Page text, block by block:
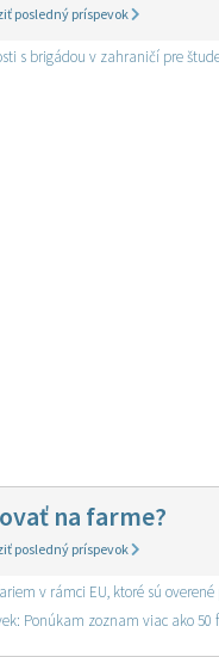
posledný príspevok
s brigádou v zahraničí pre
na farme?
posledný príspevok